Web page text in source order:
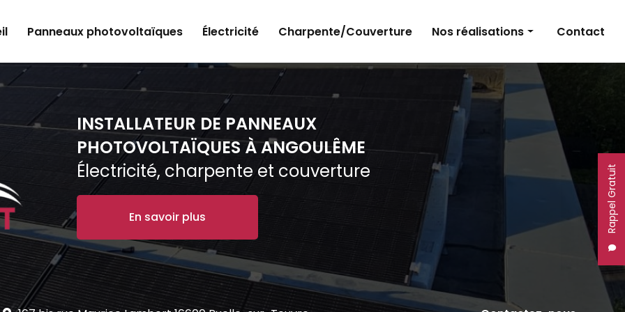
Rappel Gratuit
Panneaux photovoltaïques Électricité Charpente/Couverture Nos réalisations
Panneaux photovoltaïques
Électricité
Charpente et couverture
Contact
INSTALLATEUR DE PANNEAUX
PHOTOVOLTAÏQUES À ANGOULÊME
Électricité, charpente et couverture
En savoir plus